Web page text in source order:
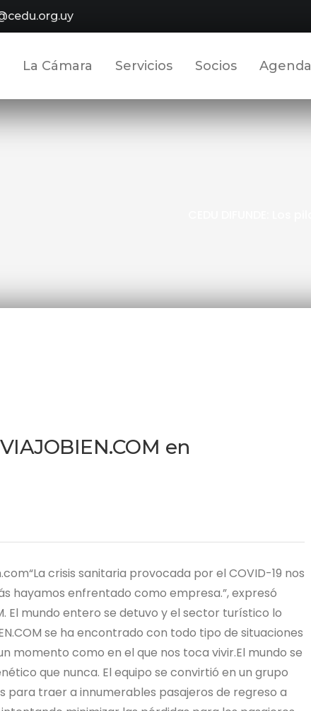
La Cámara Servicios Socios Agenda
en
crisis sanitaria provocada por el COVID-19 nos
hayamos enfrentado como empresa.”, expresó
El mundo entero se detuvo y el sector turístico lo
se ha encontrado con todo tipo de situaciones
momento como en el que nos toca vivir.El mundo se
que nunca. El equipo se convirtió en un grupo
traer a innumerables pasajeros de regreso a